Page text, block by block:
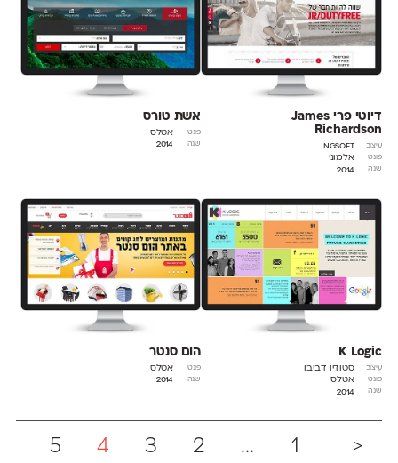
דיוטי פרי James
Richardson
עיצוב ngsoft
פונט אלמוני
שנה 2014
אשת טורס
פונט אטלס
שנה 2014
K Logic
עיצוב סטודיו דביבו
פונט אטלס
שנה 2014
הום סנטר
פונט אטלס
שנה 2014
1 <
...
2
3
4
5